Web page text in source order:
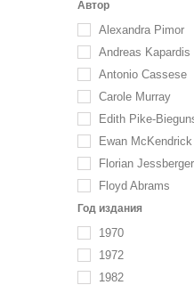
Носырева Е.И
Первухина С.И.
Понасюк А.М.
Томас Шеллинг
Автор
Alexandra Pimor
Andreas Kapardis
Antonio Cassese
Carole Murray
Edith Pike-
Ewan McKendrick
Florian Jessberger
Floyd Abrams
Gerhard Werle
Heger Susanne
Hilaire Barnett
Howard S.
Год издания
1970
1972
1982